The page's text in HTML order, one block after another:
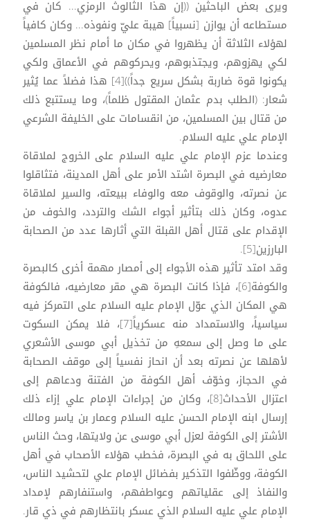
ويرى بعض الباحثين ((إن هذا الثالوث الرمزي... كان في
مستطاعه أن يوازن [نسبياً] هيبة عليّ ونفوذه... وكان كافياً
لهؤلاء الثلاثة أن يظهروا في مكان ما أمام نظر المسلمين
لكي يهزوهم، ويجتذبوهم، ويحركوهم في الأعماق ولكي
يكونوا قوة ضاربة بشكل سريع جداً))[4] هذا فضلاً عما يُثير
شعار: (الطلب بدم عثمان المقتول ظلماً)، وما يستتبع ذلك
من قتال بين المسلمين، من انقسامات على الخليفة الشرعي
الإمام علي عليه السلام.
وعندما عزم الإمام علي عليه السلام على الخروج لملاقاة
معارضيه في البصرة اشتد الأمر على أهل المدينة، فتثاقلوا
عن نصرته، والوقوف معه والوفاء ببيعته، والسير لملاقاة
عدوه، وكان ذلك بتأثير أجواء الشك والتردد، والخوف من
الإقدام على قتال أهل القبلة التي أثارها عدد من الصحابة
البارزين[5].
وقد امتد تأثير هذه الأجواء إلى أمصار مهمة أخرى كالبصرة
والكوفة[6]، فإذا كانت البصرة هي مقر معارضيه، فالكوفة
هي المكان الذي عوّل الإمام عليه السلام على التمركز فيه
سياسياً، والاستمداد منه عسكرياً[7]، فلا يمكن السكوت
على ما وصل إلى سمعهِ من تخذيل أبي موسى الأشعري
لأهلها عن نصرته بعد أن انحاز نفسياً إلى موقف الصحابة
في الحجاز، وخوّف أهل الكوفة من الفتنة ودعاهم إلى
اعتزال الأحداث[8]، وكان من إجراءات الإمام علي إزاء ذلك
إرسال ابنه الإمام الحسن عليه السلام وعمار بن ياسر ومالك
الأشتر إلى الكوفة لعزل أبي موسى عن ولايتها، وحث الناس
على اللحاق به في البصرة، فخطب هؤلاء الأصحاب في أهل
الكوفة، ووظّفوا التذكير بفضائل الإمام علي لتحشيد الناس،
والنفاذ إلى عقلياتهم وعواطفهم، واستنفارهم لإمداد
الإمام علي عليه السلام الذي عسكر بانتظارهم في ذي قار.